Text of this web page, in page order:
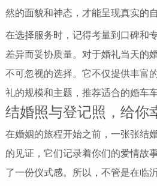
然的面貌和神态，才能呈现真实的自
在选择服务时，记得考量到口碑和
差异而妥协质量。对于婚礼当天的
不可忽视的选择。它不仅提供丰富
礼的规模和主题，推荐适合的婚车车
结婚照与登记照，给你
在婚姻的旅程开始之前，一张张结
的见证，它们记录着你们的爱情故
了一份仪式感。所以，不管是在临